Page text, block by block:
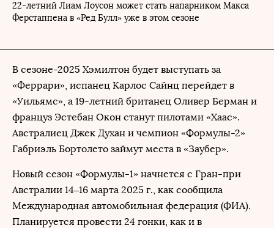
22-летний Лиам Лоусон может стать напарником Макса
Ферстаппена в «Ред Булл» уже в этом сезоне
В сезоне-2025 Хэмилтон будет выступать за
«Феррари», испанец Карлос Сайнц перейдет в
«Уильямс», а 19-летний британец Оливер Берман и
француз Эстебан Окон станут пилотами «Хаас».
Австралиец Джек Духан и чемпион «Формулы-2»
Габриэль Бортолето займут места в «Заубер».
Новый сезон «Формулы-1» начнется с Гран-при
Австралии 14–16 марта 2025 г., как сообщила
Международная автомобильная федерация (ФИА).
Планируется провести 24 гонки, как и в